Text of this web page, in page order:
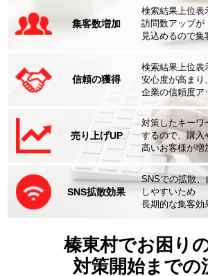
集客数増加
検索結果上位表
訪問数アップが
見込めるので集
信頼の獲得
検索結果上位表
安心度が高まり、
企業の信頼度ア
売り上げUP
対策したキーワ
するので、購入
高いお客様が増
SNS拡散効果
SNSでの拡散、
しやすいため
長期的な集客効
榛東村でお困り
対策開始までの